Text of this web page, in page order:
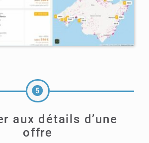
aux détails d’une
offre